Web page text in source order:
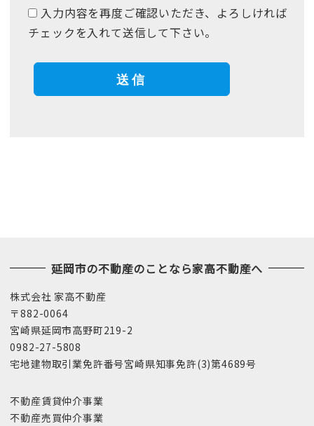
入力内容を再度ご確認いただき、よろしければ
チェックを入れて送信して下さい。
延岡市の不動産のことなら家高不動産へ
株式会社 家高不動産
〒882-0064
宮崎県延岡市高野町219-2
0982-27-5808
宅地建物取引業免許番号宮崎県知事免許(3)第4689号
不動産賃貸仲介事業
不動産売買仲介事業